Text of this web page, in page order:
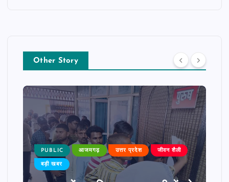
Other Story
PUBLIC आजमगढ़ उत्तर प्रदेश जीवन शैली
बड़ी खबर